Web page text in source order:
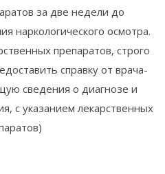
за две недели до
наркологического осмотра.
препаратов, строго
справку от врача-
сведения о диагнозе и
с указанием лекарственных